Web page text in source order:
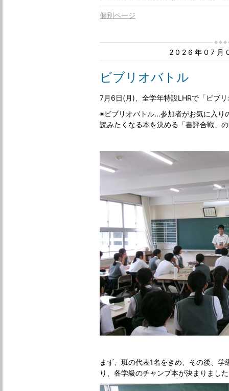
個別ページ
2026年07月
ビブリオバトル
7月6日(月)、全学年特設LHRで「ビブ
※ビブリオバトル…参加者がお気に入り
読みたくなる本を決める「書評合戦」
まず、班の代表1名をきめ、その後、
り、各学級のチャンプ本が決まりまし